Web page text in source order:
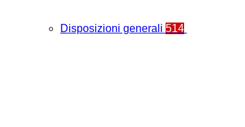
Disposizioni generali 514